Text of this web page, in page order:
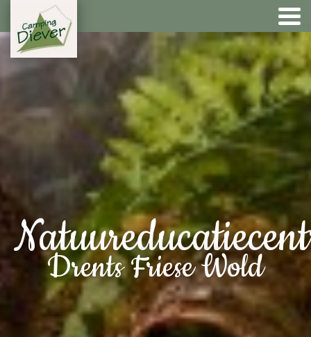
Drents Friese Wold